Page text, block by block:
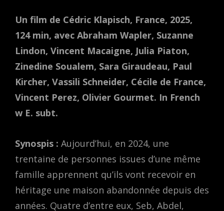
Un film de Cédric Klapisch, France, 2025,
124 min, avec Abraham Wapler, Suzanne
Lindon, Vincent Macaigne, Julia Piaton,
Zinedine Soualem, Sara Giraudeau, Paul
Kircher, Vassili Schneider, Cécile de France,
Vincent Perez, Olivier Gourmet. In French
w E. subt.
Synospis : Aujourd’hui, en 2024, une
trentaine de personnes issues d’une même
famille apprennent qu’ils vont recevoir en
héritage une maison abandonnée depuis des
années. Quatre d’entre eux, Seb, Abdel,